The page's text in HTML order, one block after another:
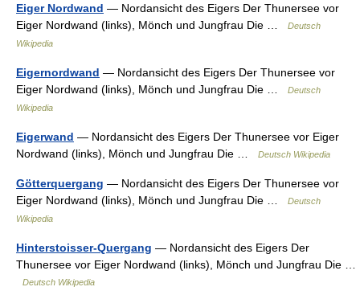
Eiger Nordwand — Nordansicht des Eigers Der Thunersee vor
Eiger Nordwand (links), Mönch und Jungfrau Die …
Deutsch
Wikipedia
Eigernordwand — Nordansicht des Eigers Der Thunersee vor
Eiger Nordwand (links), Mönch und Jungfrau Die …
Deutsch
Wikipedia
Eigerwand — Nordansicht des Eigers Der Thunersee vor Eiger
Nordwand (links), Mönch und Jungfrau Die …
Deutsch Wikipedia
Götterquergang — Nordansicht des Eigers Der Thunersee vor
Eiger Nordwand (links), Mönch und Jungfrau Die …
Deutsch
Wikipedia
Hinterstoisser-Quergang — Nordansicht des Eigers Der
Thunersee vor Eiger Nordwand (links), Mönch und Jungfrau Die …
Deutsch Wikipedia